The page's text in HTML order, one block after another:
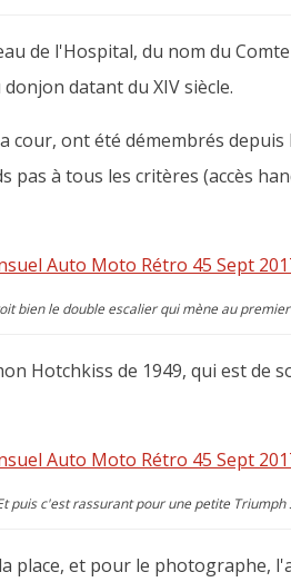
de l'Hospital, du nom du
datant du XIV siècle.
ont été démembrés
à tous les critères (accès
bien le double escalier qui mène au
Hotchkiss de 1949, qui est de
puis c'est rassurant pour une petite
place, et pour le photographe,